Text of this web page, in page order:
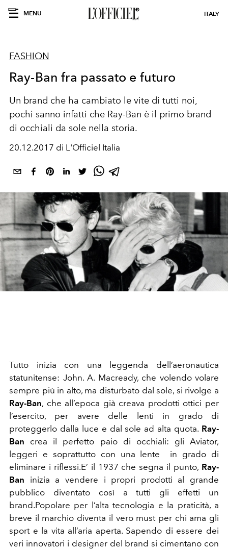
MENU ITALY
FASHION
Ray-Ban fra passato e futuro
Un brand che ha cambiato le vite di tutti noi,
pochi sanno infatti che Ray-Ban è il primo brand
di occhiali da sole nella storia.
20.12.2017 di L'Officiel Italia
Tutto inizia con una leggenda dell’aeronautica
statunitense: John. A. Macready, che volendo volare
sempre più in alto, ma disturbato dal sole, si rivolge a
Ray-Ban, che all’epoca già creava prodotti ottici per
l’esercito, per avere delle lenti in grado di
proteggerlo dalla luce e dal sole ad alta quota. Ray-
Ban crea il perfetto paio di occhiali: gli Aviator,
leggeri e soprattutto con una lente in grado di
eliminare i riflessi.E’ il 1937 che segna il punto, Ray-
Ban inizia a vendere i propri prodotti al grande
pubblico diventato così a tutti gli effetti un
brand.Popolare per l’alta tecnologia e la praticità, a
breve il marchio diventa il vero must per chi ama gli
sport e la vita all’aria aperta. Sapendo di essere dei
veri innovatori i designer del brand si cimentano con